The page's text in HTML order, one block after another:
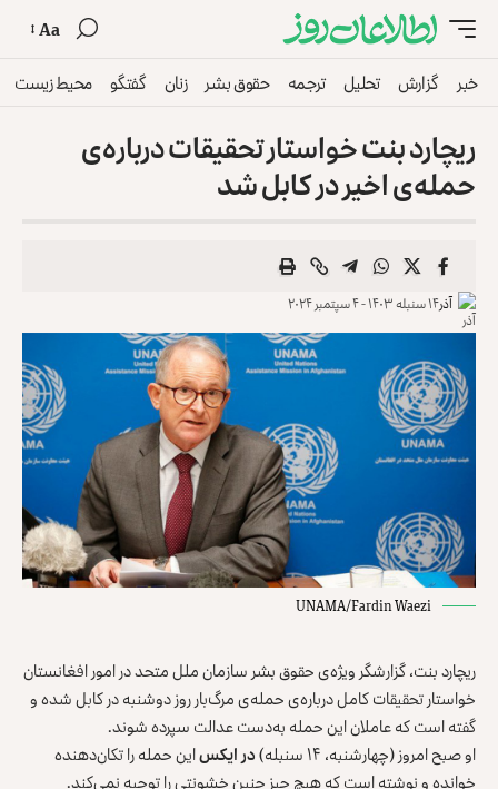
Aa
خبر گزارش تحلیل ترجمه حقوق بشر زنان گفتگو محیط زیست
ریچارد بنت خواستار تحقیقات درباره‌ی
حمله‌ی اخیر در کابل شد
آذر۱۴ سنبله ۱۴۰۳ - ۴ سپتمبر ۲۰۲۴
UNAMA/Fardin Waezi
ریچارد بنت، گزارشگر ویژه‌ی حقوق بشر سازمان ملل متحد در امور افغانستان
خواستار تحقیقات کامل درباره‌ی حمله‌ی مرگ‌بار روز دوشنبه در کابل شده و
گفته است که عاملان این حمله به‌دست عدالت سپرده شوند.
او صبح امروز (چهارشنبه، ۱۴ سنبله)
در ایکساین حمله را تکان‌دهنده
خوانده و نوشته است که هیچ چیز چنین خشونتی را توجیه نمی‌کند.